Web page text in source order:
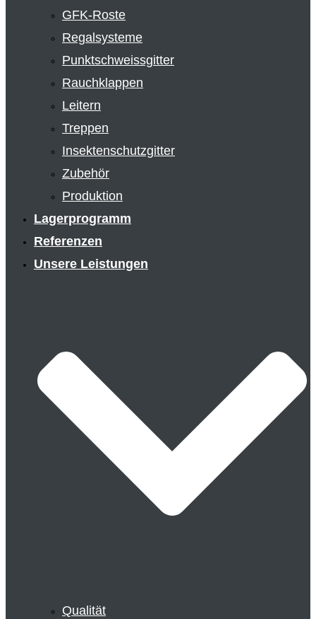
GFK-Roste
Regalsysteme
Punktschweissgitter
Rauchklappen
Leitern
Treppen
Insektenschutzgitter
Zubehör
Produktion
Lagerprogramm
Referenzen
Unsere Leistungen
Qualität